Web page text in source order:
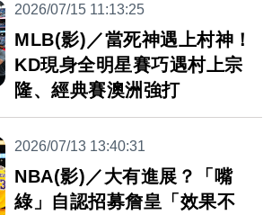
2026/07/15 11:13:25
MLB(影)／當死神遇上村神！
KD現身全明星賽巧遇村上宗
隆、經典賽澳洲強打
2026/07/13 13:40:31
NBA(影)／大有進展？「嘴
綠」自認招募詹皇「效果不